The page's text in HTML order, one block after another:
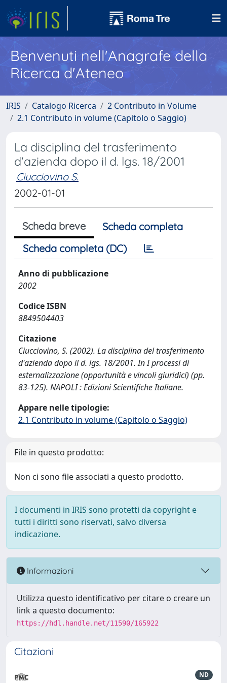
Benvenuti nell'Anagrafe della
Ricerca d'Ateneo
IRIS Catalogo Ricerca
2 Contributo in Volume
2.1 Contributo in volume (Capitolo o Saggio)
La disciplina del trasferimento
d'azienda dopo il d. lgs. 18/2001
Ciucciovino S.
2002-01-01
Scheda breve
Scheda completa
Scheda completa (DC)
Anno di pubblicazione
2002
Codice ISBN
8849504403
Citazione
Ciucciovino, S. (2002). La disciplina del trasferimento
d'azienda dopo il d. lgs. 18/2001. In I processi di
esternalizzazione (opportunità e vincoli giuridici) (pp.
83-125). NAPOLI : Edizioni Scientifiche Italiane.
Appare nelle tipologie:
2.1 Contributo in volume (Capitolo o Saggio)
File in questo prodotto:
Non ci sono file associati a questo prodotto.
I documenti in IRIS sono protetti da copyright e
tutti i diritti sono riservati, salvo diversa
indicazione.
Informazioni
Utilizza questo identificativo per citare o creare un
link a questo documento:
https://hdl.handle.net/11590/165922
Citazioni
ND